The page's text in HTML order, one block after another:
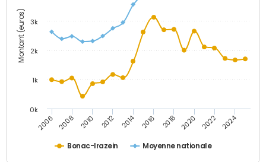
Montant (euros)
Bonac-Irazein Moyenne nationale
2006 2008 2010 2012 2014 2016 2018 2020 2022 2024
0k
1k
2k
3k